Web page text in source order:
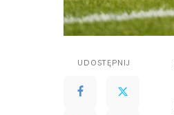
UDOSTĘPNIJ